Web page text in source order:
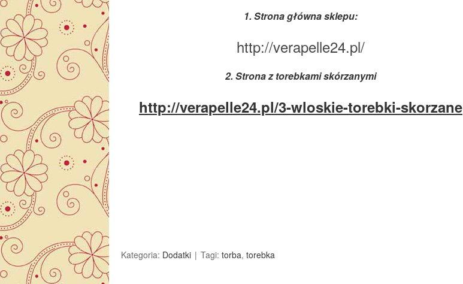
1. Strona główna sklepu:
http://verapelle24.pl/
2. Strona z torebkami skórzanymi
http://verapelle24.pl/3-wloskie-torebki-skorzane
Kategoria: Dodatki Tagi: torba, torebka